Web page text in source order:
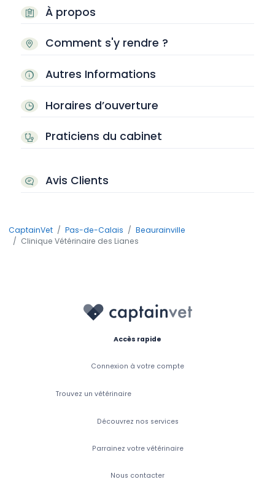
À propos
Comment s'y rendre ?
Autres Informations
Horaires d’ouverture
Praticiens du cabinet
Avis Clients
CaptainVet Pas-de-Calais
Beaurainville
Clinique Vétérinaire des Lianes
Accès rapide
Connexion à votre compte
Trouvez un vétérinaire
Découvrez nos services
Parrainez votre vétérinaire
Nous contacter